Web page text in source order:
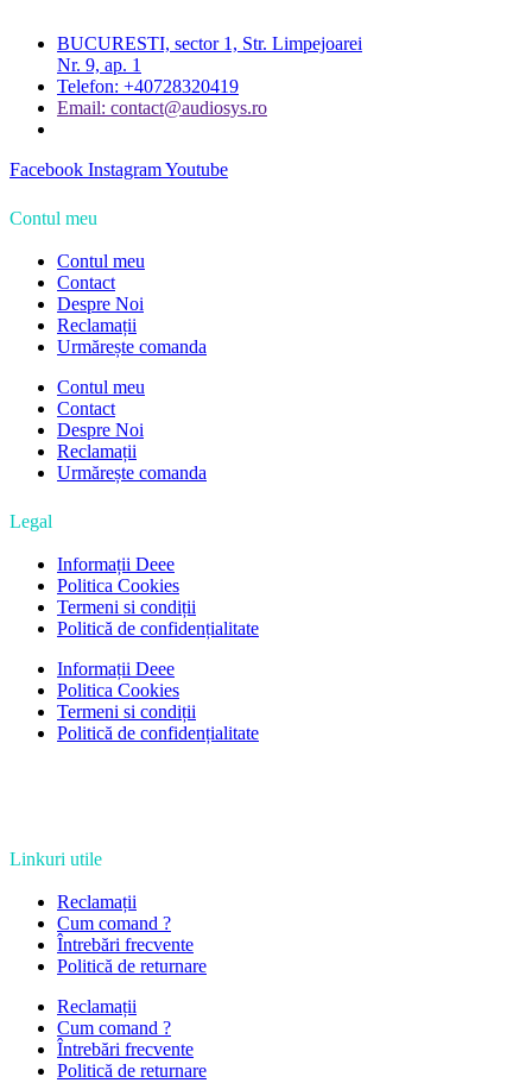
BUCURESTI, sector 1, Str. Limpejoarei
Nr. 9, ap. 1
Telefon: +40728320419
Email: contact@audiosys.ro
Facebook InstagramYoutube
Contul meu
Contul meu
Contact
Despre Noi
Reclamații
Urmărește comanda
Contul meu
Contact
Despre Noi
Reclamații
Urmărește comanda
Legal
Informații Deee
Politica Cookies
Termeni si condiții
Politică de confidențialitate
Informații Deee
Politica Cookies
Termeni si condiții
Politică de confidențialitate
Linkuri utile
Reclamații
Cum comand ?
Întrebări frecvente
Politică de returnare
Reclamații
Cum comand ?
Întrebări frecvente
Politică de returnare